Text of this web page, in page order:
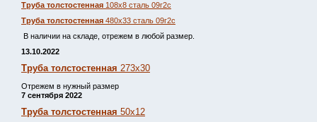
Труба толстостенная 108х8 сталь 09г2с
Труба толстостенная 480х33 сталь 09г2с
В наличии на складе, отрежем в любой размер.
13.10.2022
Труба толстостенная 273х30
Отрежем в нужный размер
7 сентября 2022
Труба толстостенная 50х12